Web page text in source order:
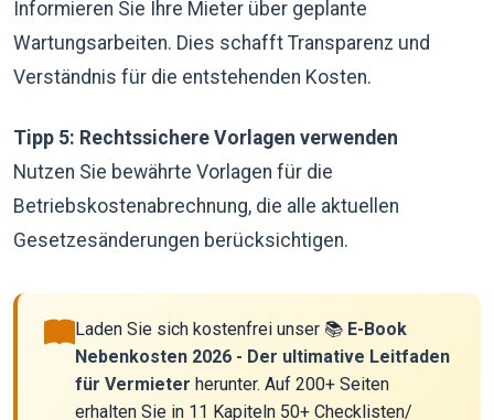
Informieren Sie Ihre Mieter über geplante
Wartungsarbeiten. Dies schafft Transparenz und
Verständnis für die entstehenden Kosten.
Tipp 5: Rechtssichere Vorlagen verwenden
Nutzen Sie bewährte Vorlagen für die
Betriebskostenabrechnung, die alle aktuellen
Gesetzesänderungen berücksichtigen.
Laden Sie sich kostenfrei unser 📚 E-Book
Nebenkosten 2026 - Der ultimative Leitfaden
für Vermieter herunter. Auf 200+ Seiten
erhalten Sie in 11 Kapiteln 50+ Checklisten/